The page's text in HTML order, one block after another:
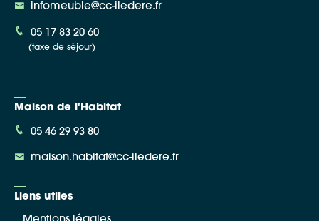
infomeuble@cc-iledere.fr
05 17 83 20 60
(taxe de séjour)
Maison de l'Habitat
05 46 29 93 80
maison.habitat@cc-iledere.fr
Liens utiles